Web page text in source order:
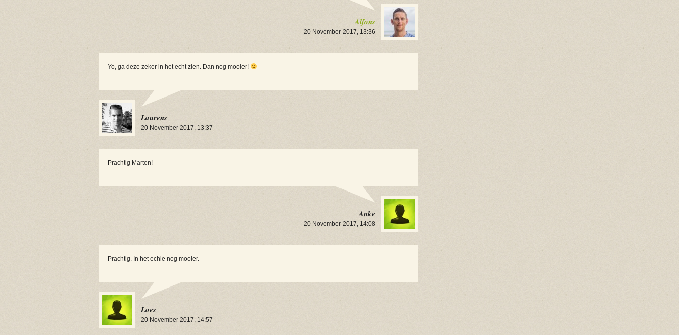
Alfons
20 November 2017, 13:36
Yo, ga deze zeker in het echt zien. Dan nog mooier!
Laurens
20 November 2017, 13:37
Prachtig Marten!
Anke
20 November 2017, 14:08
Prachtig. In het echie nog mooier.
Loes
20 November 2017, 14:57